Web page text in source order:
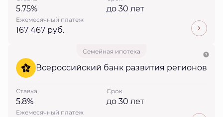
5.75% до 30 лет
Ежемесячный платеж
167 467 руб.
Семейная ипотека
Всероссийский банк развития регионов
Ставка
5.8%
Срок
до 30 лет
Ежемесячный платеж